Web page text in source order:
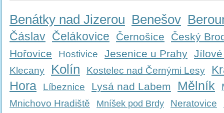
Benátky nad Jizerou Benešov
Čáslav Čelákovice Černošice
Český
Hořovice
Hostivice Jesenice u Prahy
Klecany Kolín Kostelec nad Černými Lesy
Hora Líbeznice Lysá nad Labem Mělník
Mnichovo Hradiště
Mníšek pod Brdy Neratovice